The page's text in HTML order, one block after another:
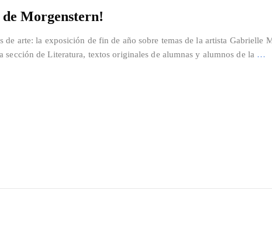
de Morgenstern!
de arte: la exposición de fin de año sobre temas de la artista Gabrielle
de Literatura, textos originales de alumnas y alumnos de la …